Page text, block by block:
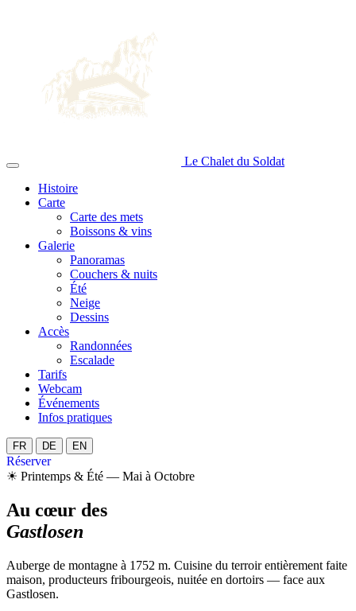
Le Chalet du Soldat
Histoire
Carte
Carte des mets
Boissons & vins
Galerie
Panoramas
Couchers & nuits
Été
Neige
Dessins
Accès
Randonnées
Escalade
Tarifs
Webcam
Événements
Infos pratiques
FR DE EN
Réserver
☀ Printemps & Été — Mai à Octobre
Au cœur des
Gastlosen
Auberge de montagne à 1752 m. Cuisine du terroir entièrement faite
maison, producteurs fribourgeois, nuitée en dortoirs — face aux
Gastlosen.